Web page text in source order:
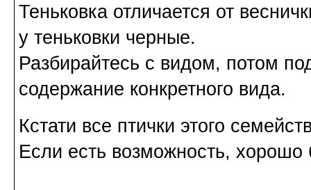
Теньковка отличается от
у теньковки черные.
Разбирайтесь с видом, потом
содержание конкретного вида.
Кстати все птички этого
Если есть возможность, хорошо